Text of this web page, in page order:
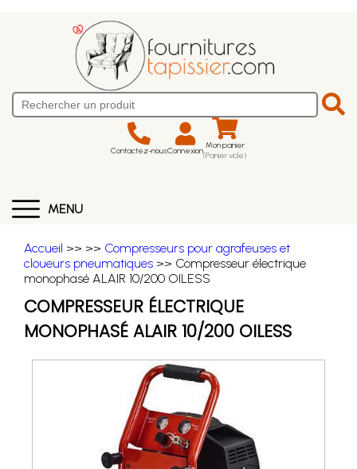
Contactez-nousConnexion Mon panier
(Panier vide)
MENU
Accueil >> >> Compresseurs pour agrafeuses et
cloueurs pneumatiques >> Compresseur électrique
monophasé ALAIR 10/200 OILESS
COMPRESSEUR ÉLECTRIQUE
MONOPHASÉ ALAIR 10/200 OILESS